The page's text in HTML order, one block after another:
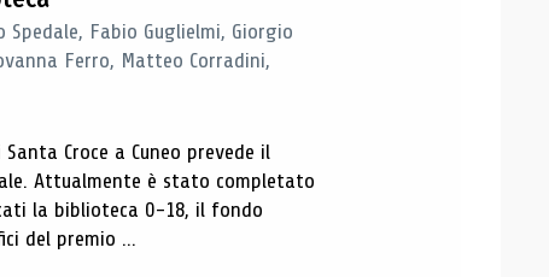
Spedale, Fabio Guglielmi, Giorgio
Ferro, Matteo Corradini,
Croce a Cuneo prevede il
Attualmente è stato completato
la biblioteca 0-18, il fondo
del premio ...